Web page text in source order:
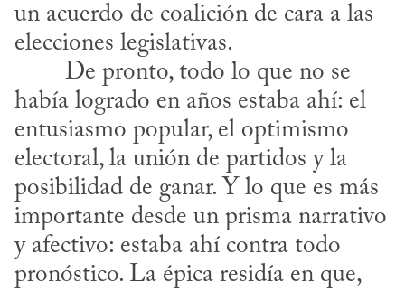
un acuerdo de coalición de cara a las
elecciones legislativas.
había logrado en años estaba ahí: el
entusiasmo popular, el optimismo
electoral, la unión de partidos y la
posibilidad de ganar. Y lo que es más
importante desde un prisma narrativo
y afectivo: estaba ahí contra todo
pronóstico. La épica residía en que,